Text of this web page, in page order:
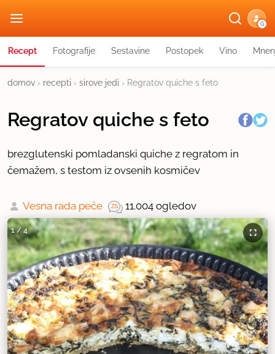
G
Recept Fotografije Sestavine Postopek Vino
domov › recepti › sirove jedi › Regratov quiche s feto
Regratov quiche s feto
brezglutenski pomladanski quiche z regratom in
čemažem, s testom iz ovsenih kosmičev
Vesna rada peče 11.004 ogledov
1/4